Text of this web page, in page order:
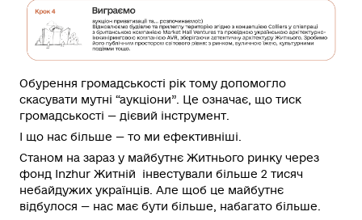
Обурення громадськості рік тому допомогло
скасувати мутні “аукціони”. Це означає, що тиск
громадськості — дієвий інструмент.
І що нас більше — то ми ефективніші.
Станом на зараз у майбутнє Житнього ринку через
фонд Inzhur Житній інвестували більше 2 тисяч
небайдужих українців. Але щоб це майбутнє
відбулося — нас має бути більше, набагато більше.